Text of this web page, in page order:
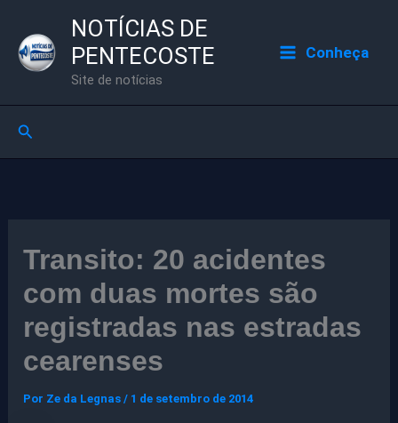
para
NOTÍCIAS DE
PENTECOSTE
Site de notícias
Conheça
Pesquisar
Transito: 20 acidentes
com duas mortes são
registradas nas estradas
cearenses
Por Ze da Legnas/ 1 de setembro de 2014